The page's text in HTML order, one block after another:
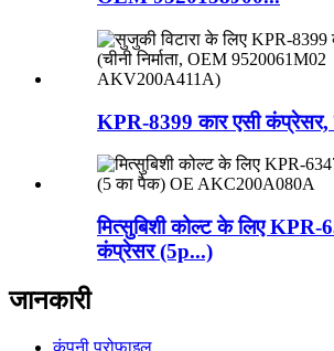
KPR-8399 कार एसी कंप्रेसर,
मित्सुबिशी कोल्ट के लिए KPR-
कंप्रेसर (5p...)
जानकारी
कंपनी प्रोफाइल